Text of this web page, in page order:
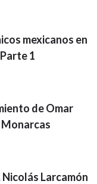
mexicanos en
1
de Omar
Larcamón